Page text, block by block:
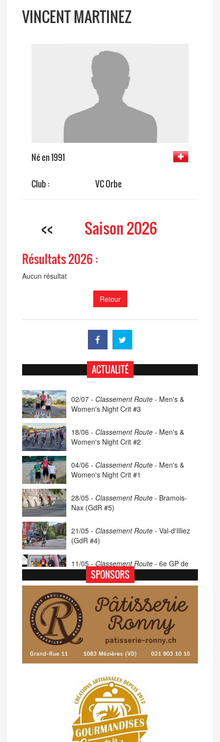
VINCENT MARTINEZ
Né en 1991
Club : VC Orbe
<< Saison 2026
Résultats 2026 :
Aucun résultat
Retour
ACTUALITÉ
02/07 - Classement Route - Men's &
Women's Night Crit #3
18/06 - Classement Route - Men's &
Women's Night Crit #2
04/06 - Classement Route - Men's &
Women's Night Crit #1
28/05 - Classement Route - Bramois-
Nax (GdR #5)
21/05 - Classement Route - Val-d'Illiez
(GdR #4)
11/05 - Classement Route - 6e GP de
Porsel (TdC #4)
07/05 - Classement Route -
Blonay-Les
Pléiades (GdR #3)
23/04 - Classement Route -4e Pringy -
Moléson (TdC #3)
14/04 -Photos -Les photos du 5e GP
14/04 -Classement Route -
Semsales (TdC #2)
SPONSORS